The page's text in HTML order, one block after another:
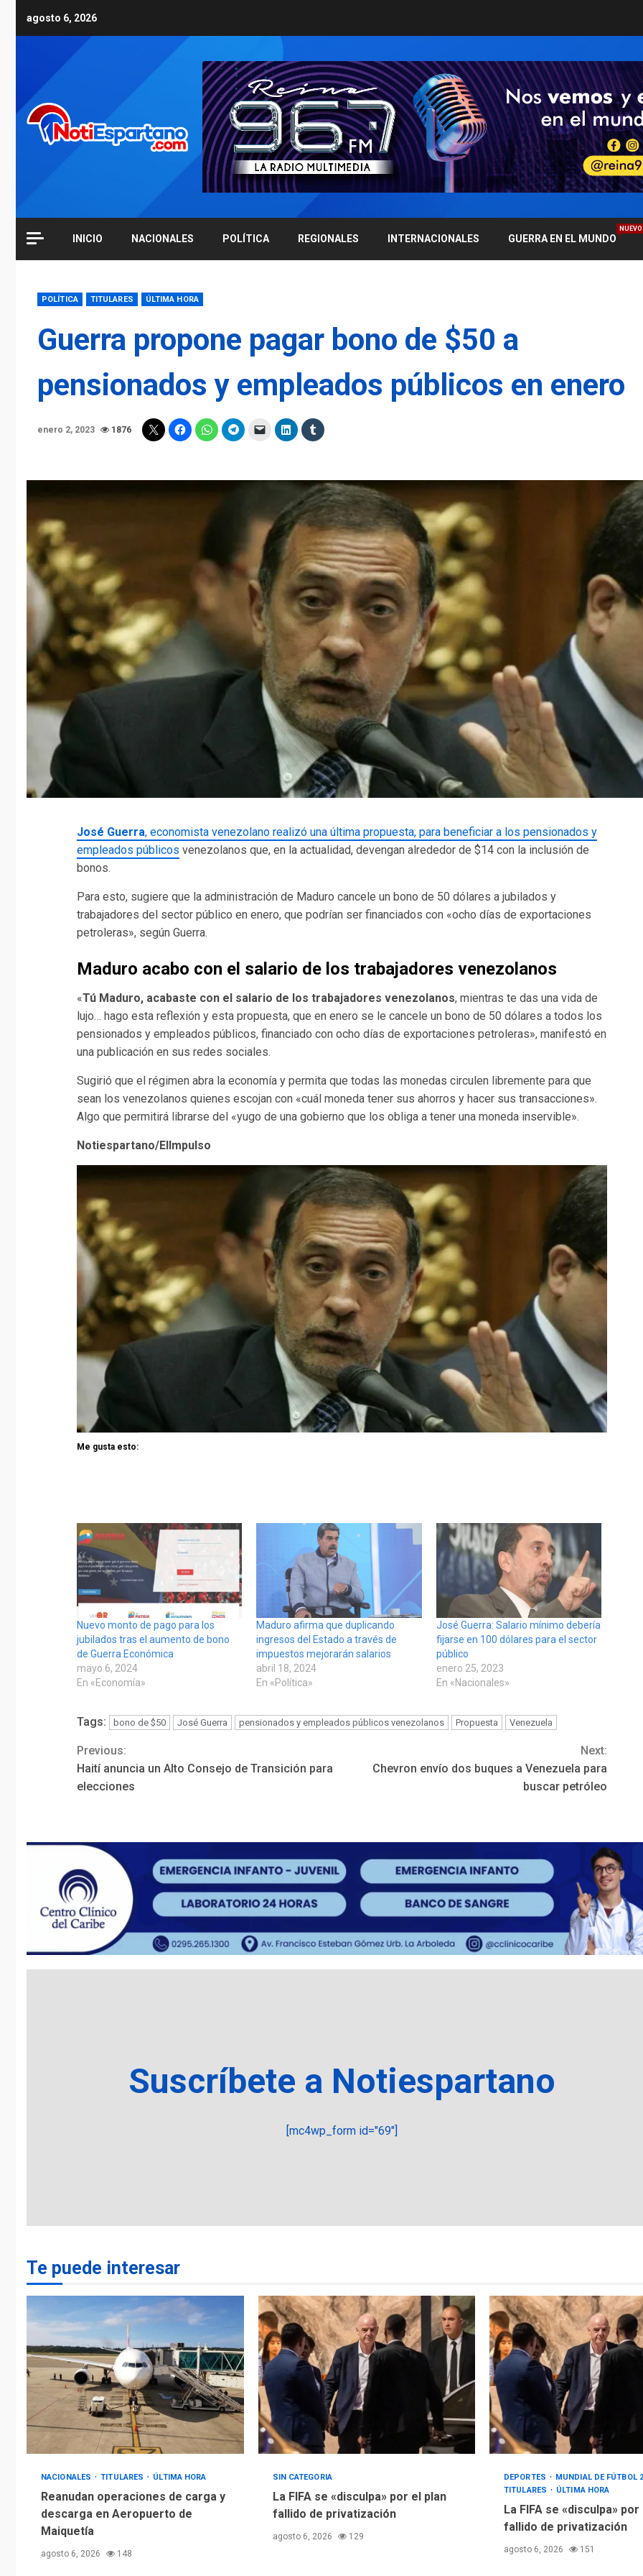
agosto 6, 2026
INICIO NACIONALES POLÍTICA REGIONALES INTERNACIONALES GUERRA EN EL MUNDO
NUEVO
POLÍTICA TITULARES ÚLTIMA HORA
Guerra propone pagar bono de $50 a
pensionados y empleados públicos en enero
enero 2, 2023 1876
José Guerra, economista venezolano realizó una última propuesta, para beneficiar a los pensionados y
empleados públicos venezolanos que, en la actualidad, devengan alrededor de $14 con la inclusión de
bonos.
Para esto, sugiere que la administración de Maduro cancele un bono de 50 dólares a jubilados y
trabajadores del sector público en enero, que podrían ser financiados con «ocho días de exportaciones
petroleras», según Guerra.
Maduro acabo con el salario de los trabajadores venezolanos
«Tú Maduro, acabaste con el salario de los trabajadores venezolanos, mientras te das una vida de
lujo… hago esta reflexión y esta propuesta, que en enero se le cancele un bono de 50 dólares a todos los
pensionados y empleados públicos, financiado con ocho días de exportaciones petroleras», manifestó en
una publicación en sus redes sociales.
Sugirió que el régimen abra la economía y permita que todas las monedas circulen libremente para que
sean los venezolanos quienes escojan con «cuál moneda tener sus ahorros y hacer sus transacciones».
Algo que permitirá librarse del «yugo de una gobierno que los obliga a tener una moneda inservible».
Notiespartano/ElImpulso
Me gusta esto:
Nuevo monto de pago para los
jubilados tras el aumento de bono
de Guerra Económica
mayo 6, 2024
En «Economía»
Maduro afirma que duplicando
ingresos del Estado a través de
impuestos mejorarán salarios
abril 18, 2024
En «Política»
José Guerra: Salario mínimo debería
fijarse en 100 dólares para el sector
público
enero 25, 2023
En «Nacionales»
Tags: bono de $50 José Guerra pensionados y empleados públicos venezolanos Propuesta Venezuela
Continue
Reading
Previous:
Haití anuncia un Alto Consejo de Transición para
elecciones
Next:
Chevron envío dos buques a Venezuela para
buscar petróleo
Suscríbete a Notiespartano
[mc4wp_form id="69"]
Te puede interesar
NACIONALES TITULARES ÚLTIMA HORA
Reanudan operaciones de carga y
descarga en Aeropuerto de
Maiquetía
agosto 6, 2026 148
SIN CATEGORIA
La FIFA se «disculpa» por el plan
fallido de privatización
agosto 6, 2026 129
DEPORTES
MUNDIAL DE FÚTBOL
TITULARES
ÚLTIMA HORA
La FIFA se «disculpa» por
fallido de privatización
agosto 6, 2026 151